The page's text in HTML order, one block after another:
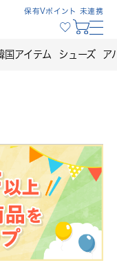
保有Vポイント 未連携
国アイテム シューズ ア